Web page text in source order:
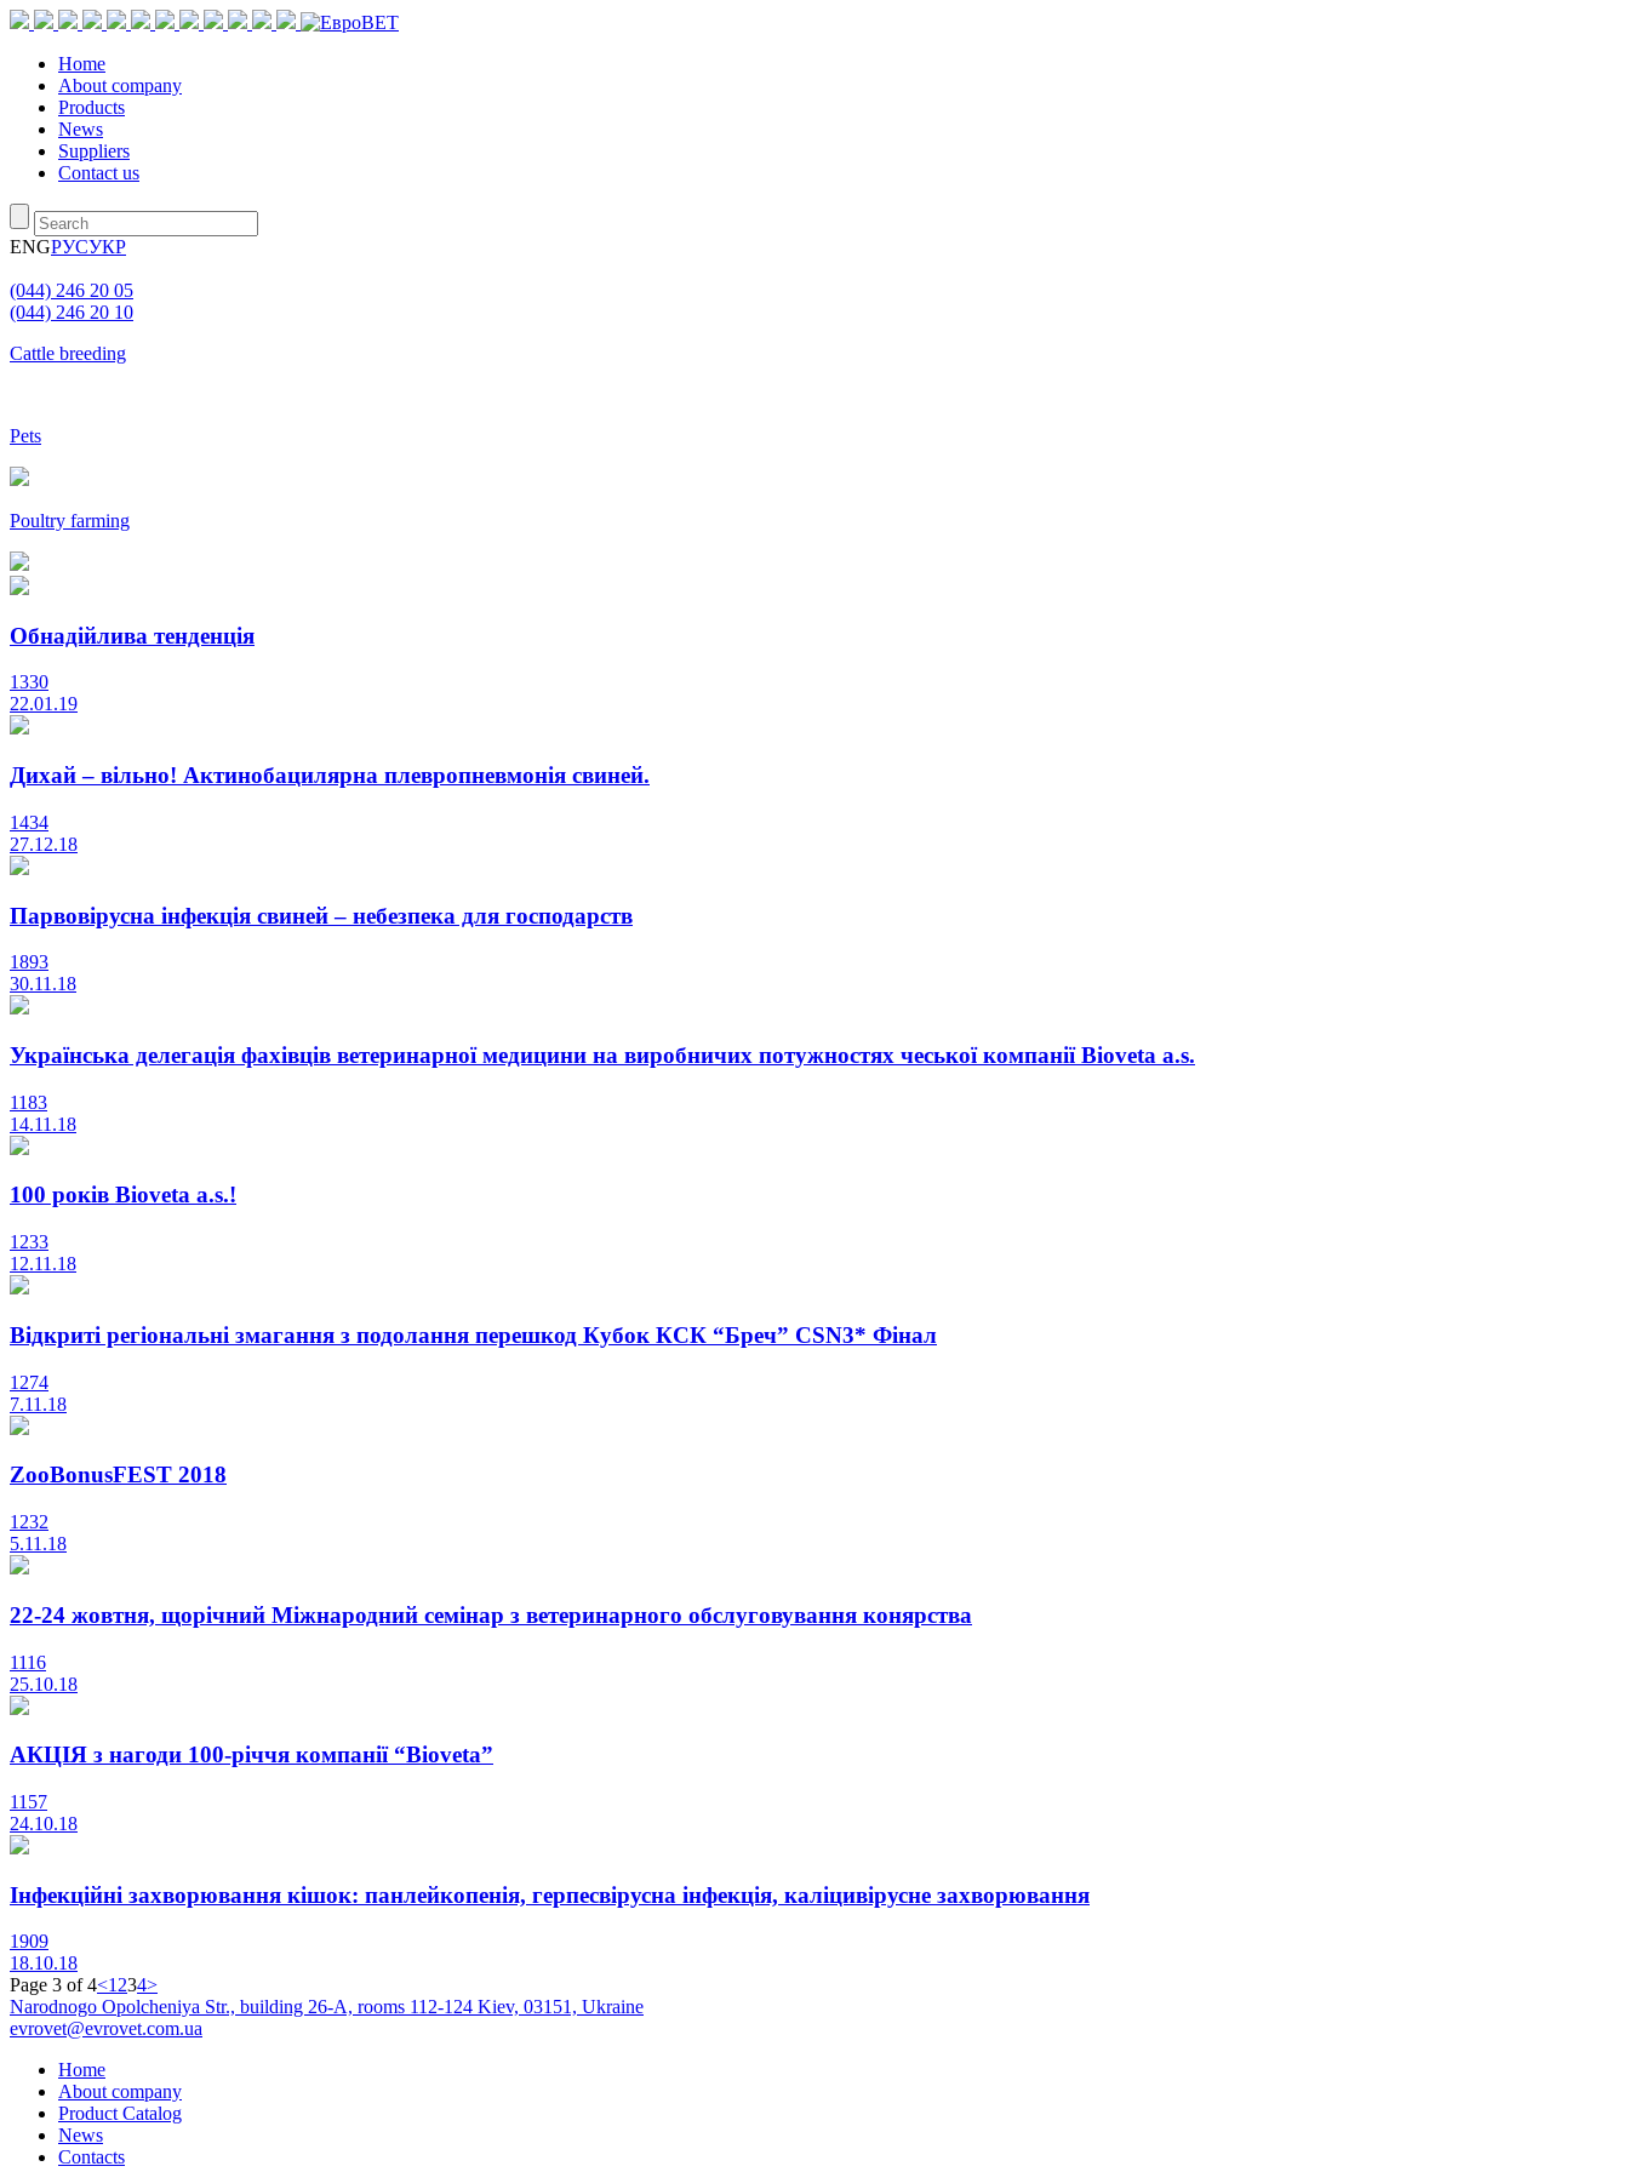
Home
About company
Products
News
Suppliers
Contact us
ENGРУСУКР
(044) 246 20 05
(044) 246 20 10
Cattle breeding
Pets
Poultry farming
Обнадійлива тенденція
1330
22.01.19
Дихай – вільно! Актинобацилярна плевропневмонія свиней.
1434
27.12.18
Парвовірусна інфекція свиней – небезпека для господарств
1893
30.11.18
Українська делегація фахівців ветеринарної медицини на виробничих потужностях чеської компанії Bioveta a.s.
1183
14.11.18
100 років Bioveta a.s.!
1233
12.11.18
Відкриті регіональні змагання з подолання перешкод Кубок КСК “Бреч” CSN3* Фінал
1274
7.11.18
ZooBonusFEST 2018
1232
5.11.18
22-24 жовтня, щорічний Міжнародний семінар з ветеринарного обслуговування конярства
1116
25.10.18
АКЦІЯ з нагоди 100-річчя компанії “Bioveta”
1157
24.10.18
Інфекційні захворювання кішок: панлейкопенія, герпесвірусна інфекція, каліцивірусне захворювання
1909
18.10.18
Page 3 of 4<1 234>
Narodnogo Opolcheniya Str., building 26-А, rooms 112-124 Kiev, 03151, Ukraine
evrovet@evrovet.com.ua
Home
About company
Product Catalog
News
Contacts